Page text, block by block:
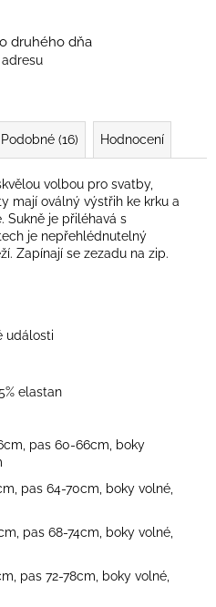
druhého dňa
Podobné (16) Hodnocení
volbou pro svatby,
mají oválný výstřih ke krku a
Sukně je přiléhavá s
je nepřehlédnutelný
Zapínají se zezadu na zip.
události
elastan
pas 60-66cm, boky
pas 64-70cm, boky volné,
pas 68-74cm, boky volné,
pas 72-78cm, boky volné,